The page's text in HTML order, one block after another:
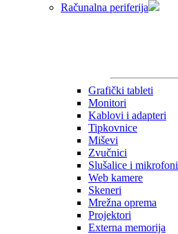
Računalna periferija
Grafički tableti
Monitori
Kablovi i adapteri
Tipkovnice
Miševi
Zvučnici
Slušalice i mikrofoni
Web kamere
Skeneri
Mrežna oprema
Projektori
Externa memorija